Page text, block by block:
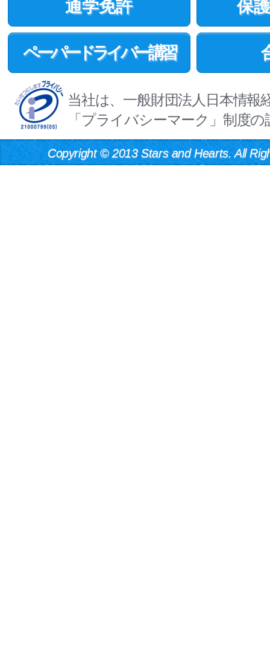
通学免許
ペーパードライバー講習
保
当社は、一般財団法人日本情報
「プライバシーマーク」制度
Copyright©2013 Stars and Hearts. All